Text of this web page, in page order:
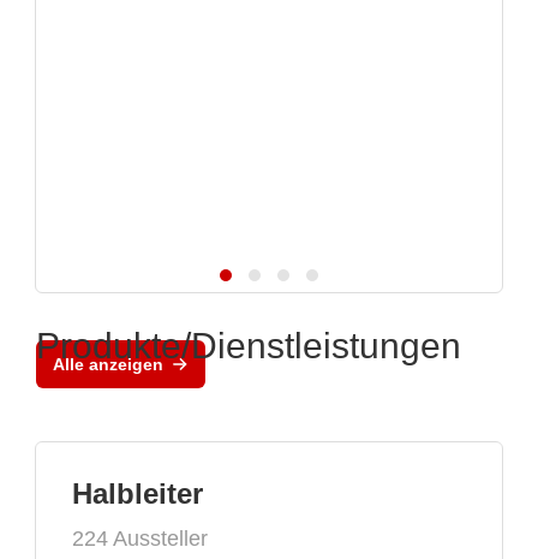
Alle anzeigen
Produkte/Dienstleistungen
Halbleiter
224 Aussteller